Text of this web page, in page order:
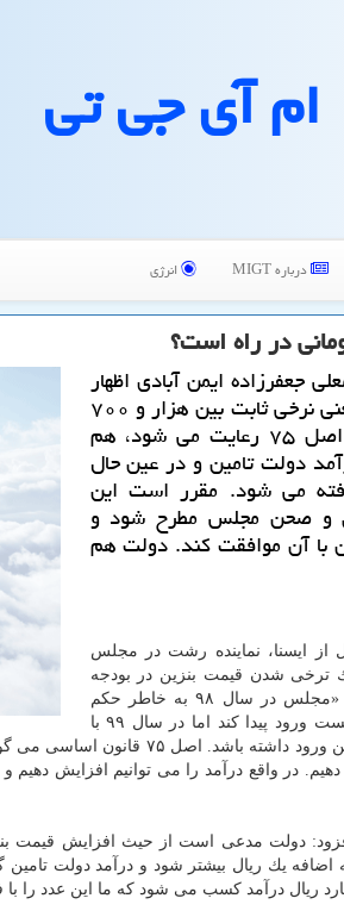
ام آی جی تی
درباره MIGT انرژی
جعفرزاده ایمن آبادی اظهار
داشت: «با بنزین تك نرخی یعنی نرخی ثابت بین هزار و ۷۰۰
تومان تا ۲ هزار تومان هم اصل ۷۵ رعایت می شود، هم
دولت تامین و در عین حال
می شود. مقرر است این
و صحن مجلس مطرح شود و
با آن موافقت كند. دولت هم
ایسنا، نماینده رشت در مجلس
ترخی شدن قیمت بنزین در بودجه
اظهار داشت: «مجلس در سال ۹۸ به خاطر حكم
حكومتی در مورد بنزین نمی توانست ورود پیدا كند اما در سال ۹۹ با
چند شرط می تواند به مبحث بنزین
دهیم. در واقع درآمد را می توانیم افزایش
تومان به اضافه یك ریال بیشتر شود و درآمد